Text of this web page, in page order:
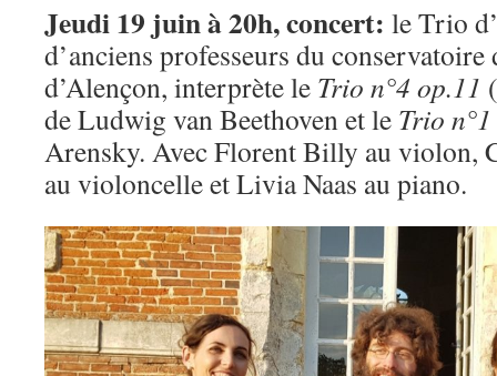
Jeudi 19 juin à 20h, concert: le Trio
d’anciens professeurs du conservatoire
d’Alençon, interprète le Trio n°4 op.11
de Ludwig van Beethoven et le Trio
Arensky. Avec Florent Billy au violon,
au violoncelle et Livia Naas au piano.